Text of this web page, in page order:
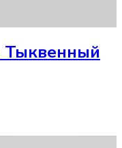
Тыквенный